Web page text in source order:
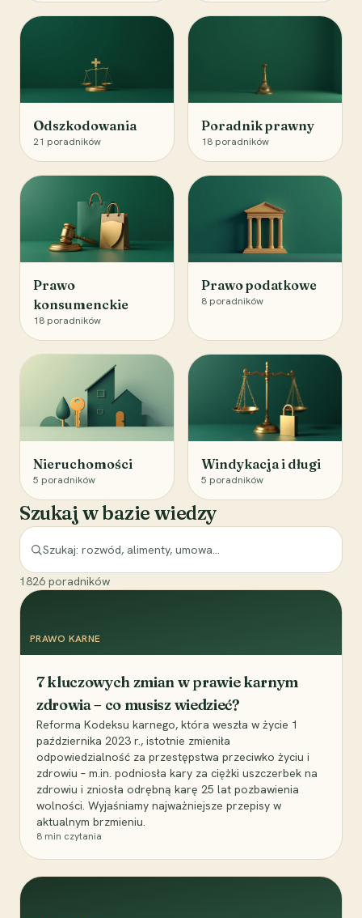
Odszkodowania
21 poradników
Poradnik prawny
18 poradników
Prawo
konsumenckie
18 poradników
Prawo podatkowe
8 poradników
Nieruchomości
5 poradników
Windykacja i długi
5 poradników
Szukaj w bazie wiedzy
1826 poradników
PRAWO KARNE
7 kluczowych zmian w prawie karnym
zdrowia – co musisz wiedzieć?
Reforma Kodeksu karnego, która weszła w życie 1
października 2023 r., istotnie zmieniła
odpowiedzialność za przestępstwa przeciwko życiu i
zdrowiu – m.in. podniosła kary za ciężki uszczerbek na
zdrowiu i zniosła odrębną karę 25 lat pozbawienia
wolności. Wyjaśniamy najważniejsze przepisy w
aktualnym brzmieniu.
8 min czytania